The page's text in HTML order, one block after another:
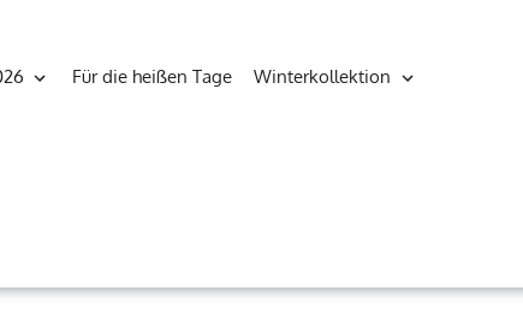
Für die heißen Tage Winterkollektion